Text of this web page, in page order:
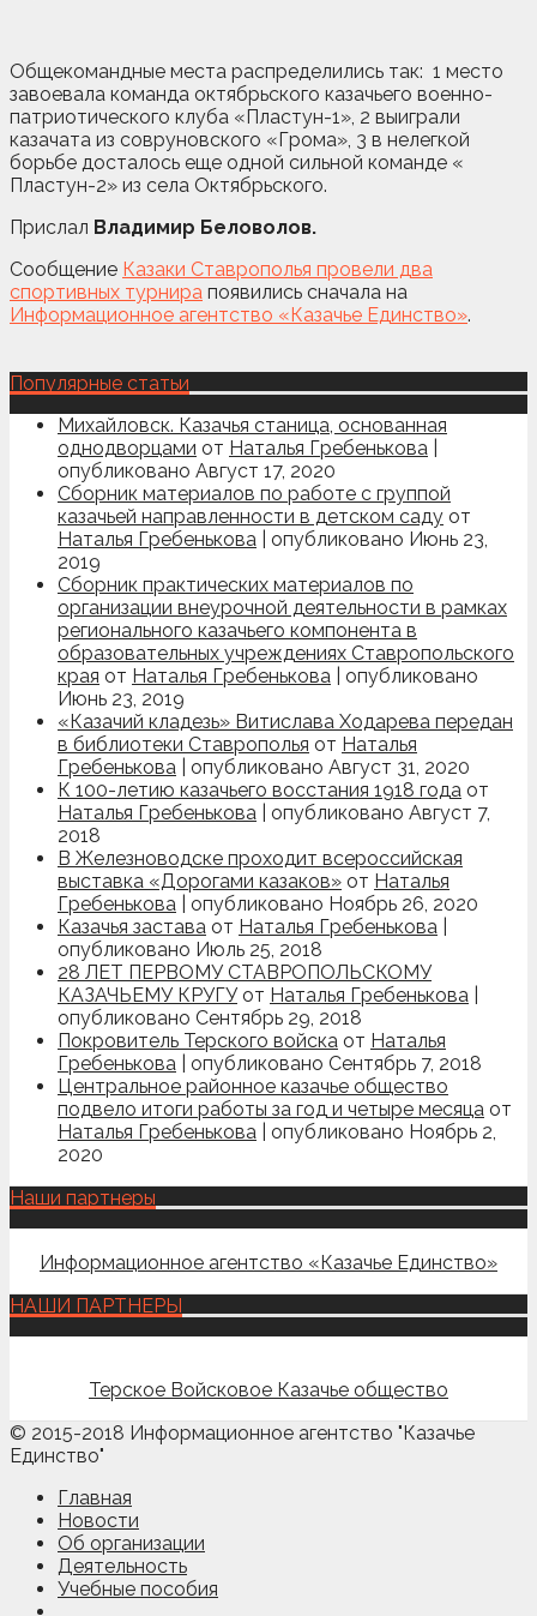
Общекомандные места распределились так: 1 место
завоевала команда октябрьского казачьего военно-
патриотического клуба «Пластун-1», 2 выиграли
казачата из совруновского «Грома», 3 в нелегкой
борьбе досталось еще одной сильной команде «
Пластун-2» из села Октябрьского.
Прислал Владимир Беловолов.
Сообщение Казаки Ставрополья провели два
спортивных турнира появились сначала на
Информационное агентство «Казачье Единство».
Популярные статьи
Михайловск. Казачья станица, основанная
однодворцами от Наталья Гребенькова
опубликовано Август 17, 2020
Сборник материалов по работе с группой
казачьей направленности в детском саду от
Наталья Гребенькова
опубликовано Июнь 23,
2019
Сборник практических материалов по
организации внеурочной деятельности в рамках
регионального казачьего компонента в
образовательных учреждениях Ставропольского
края от Наталья Гребенькова
опубликовано
Июнь 23, 2019
«Казачий кладезь» Витислава Ходарева передан
в библиотеки Ставрополья от Наталья
Гребенькова
опубликовано Август 31, 2020
К 100-летию казачьего восстания 1918 года от
Наталья Гребенькова
опубликовано Август 7,
2018
В Железноводске проходит всероссийская
выставка «Дорогами казаков» от Наталья
Гребенькова
опубликовано Ноябрь 26, 2020
Казачья застава от Наталья Гребенькова
опубликовано Июль 25, 2018
28 ЛЕТ ПЕРВОМУ СТАВРОПОЛЬСКОМУ
КАЗАЧЬЕМУ КРУГУ от Наталья Гребенькова
опубликовано Сентябрь 29, 2018
Покровитель Терского войска от Наталья
Гребенькова
опубликовано Сентябрь 7, 2018
Центральное районное казачье общество
подвело итоги работы за год и четыре месяца от
Наталья Гребенькова
опубликовано Ноябрь 2,
2020
Наши партнеры
Информационное агентство «Казачье Единство»
НАШИ ПАРТНЕРЫ
Терское Войсковое Казачье общество
© 2015-2018 Информационное агентство "Казачье
Единство"
Главная
Новости
Об организации
Деятельность
Учебные пособия